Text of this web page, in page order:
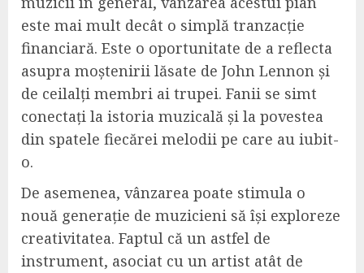
este mai mult decât o simplă tranzacție
financiară. Este o oportunitate de a reflecta
asupra moștenirii lăsate de John Lennon și
de ceilalți membri ai trupei. Fanii se simt
conectați la istoria muzicală și la povestea
din spatele fiecărei melodii pe care au iubit-
o.
De asemenea, vânzarea poate stimula o
nouă generație de muzicieni să își exploreze
creativitatea. Faptul că un astfel de
instrument, asociat cu un artist atât de